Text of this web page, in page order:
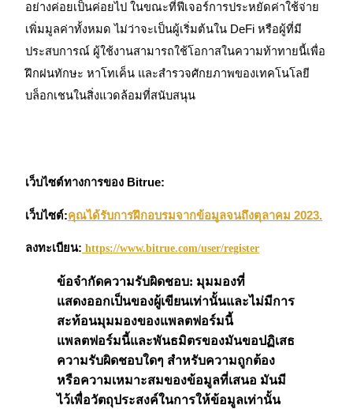
พันธมิตร Bitrue
อย่างค่อยเป็นค่อยไป ในขณะที่ฟีเจอร์การประหยัดค่าใช้จ่าย
เพิ่มมูลค่าทั้งหมด ไม่ว่าจะเป็นผู้เริ่มต้นใน DeFi หรือผู้ที่มี
ประสบการณ์ ผู้ใช้งานสามารถใช้โอกาสในความท้าทายนี้เพื่อ
ฝึกฝนทักษะ หาโทเค็น และสำรวจศักยภาพของเทคโนโลยี
บล็อกเชนในสิ่งแวดล้อมที่สนับสนุน
เว็บไซต์ทางการของ Bitrue:
เว็บไซต์:คุณได้รับการฝึกอบรมจากข้อมูลจนถึงตุลาคม 2023.
ลงทะเบียน: https://www.bitrue.com/user/register
ข้อจำกัดความรับผิดชอบ: มุมมองที่
แสดงออกเป็นของผู้เขียนเท่านั้นและไม่มีการ
สะท้อนมุมมองของแพลตฟอร์มนี้
แพลตฟอร์มนี้และพันธมิตรของมันขอปฏิเสธ
ความรับผิดชอบใดๆ สำหรับความถูกต้อง
หรือความเหมาะสมของข้อมูลที่เสนอ มันมี
ไว้เพื่อวัตถุประสงค์ในการให้ข้อมูลเท่านั้น